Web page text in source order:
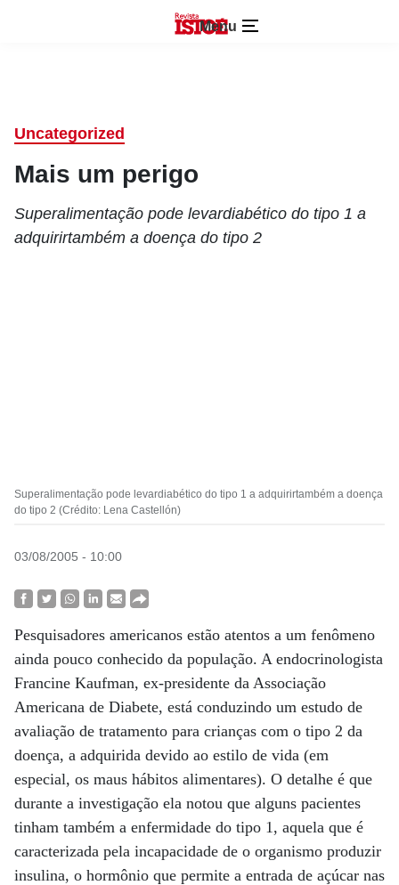
Menu
Uncategorized
Mais um perigo
Superalimentação pode levardiabético do tipo 1 a
adquirirtambém a doença do tipo 2
Superalimentação pode levardiabético do tipo 1 a adquirirtambém a doença
do tipo 2 (Crédito: Lena Castellón)
03/08/2005 - 10:00
Pesquisadores americanos estão atentos a um fenômeno
ainda pouco conhecido da população. A endocrinologista
Francine Kaufman, ex-presidente da Associação
Americana de Diabete, está conduzindo um estudo de
avaliação de tratamento para crianças com o tipo 2 da
doença, a adquirida devido ao estilo de vida (em
especial, os maus hábitos alimentares). O detalhe é que
durante a investigação ela notou que alguns pacientes
tinham também a enfermidade do tipo 1, aquela que é
caracterizada pela incapacidade de o organismo produzir
insulina, o hormônio que permite a entrada de açúcar nas